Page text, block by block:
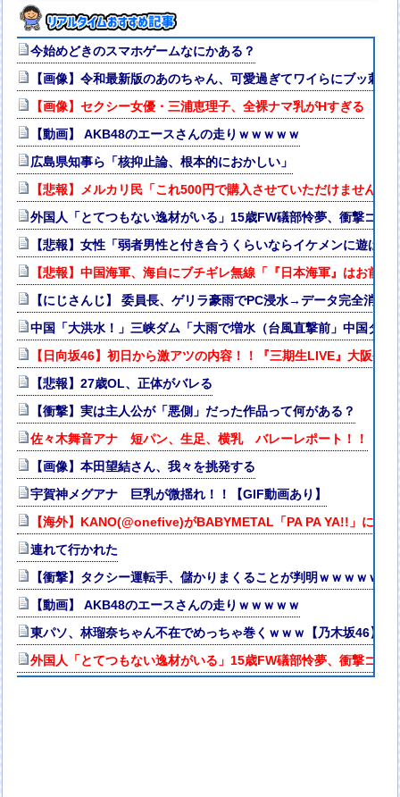
今始めどきのスマホゲームなにかある？
【画像】令和最新版のあのちゃん、可愛過ぎてワイらにブッ刺
【画像】セクシー女優・三浦恵理子、全裸ナマ乳がHすぎる
【動画】 AKB48のエースさんの走りｗｗｗｗｗ
広島県知事ら「核抑止論、根本的におかしい」
【悲報】メルカリ民「これ500円で購入させていただけませんか
外国人「とてつもない逸材がいる」15歳FW礒部怜夢、衝撃ゴー
【悲報】女性「弱者男性と付き合うくらいならイケメンに遊ば
【悲報】中国海軍、海自にブチギレ無線「『日本海軍』はお前
【にじさんじ】 委員長、ゲリラ豪雨でPC浸水→データ完全消失
中国「大洪水！」三峡ダム「大雨で増水（台風直撃前」中国ダ
【日向坂46】初日から激アツの内容！！『三期生LIVE』大阪公
【悲報】27歳OL、正体がバレる
【衝撃】実は主人公が「悪側」だった作品って何がある？
佐々木舞音アナ 短パン、生足、横乳 バレーレポート！！
【画像】本田望結さん、我々を挑発する
宇賀神メグアナ 巨乳が微揺れ！！【GIF動画あり】
【海外】KANO(@onefive)がBABYMETAL「PA PA YA!!」に合
連れて行かれた
【衝撃】タクシー運転手、儲かりまくることが判明ｗｗｗｗｗ
【動画】 AKB48のエースさんの走りｗｗｗｗｗ
東パソ、林瑠奈ちゃん不在でめっちゃ巻くｗｗｗ【乃木坂46】
外国人「とてつもない逸材がいる」15歳FW礒部怜夢、衝撃ゴー